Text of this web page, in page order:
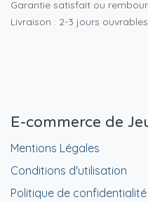
Garantie satisfait ou
Livraison : 2-3 jours ouvrables
E-commerce de
Mentions Légales
Conditions d'utilisation
Politique de confidentialité